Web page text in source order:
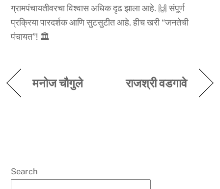
ग्रामपंचायतीवरचा विश्वास अधिक दृढ झाला आहे. 🙌 संपूर्ण
प्रक्रिया पारदर्शक आणि सुटसुटीत आहे. हीच खरी “जनतेची
पंचायत”! 🏛️
मनोज चौगुले राजश्री वडगावे
Search